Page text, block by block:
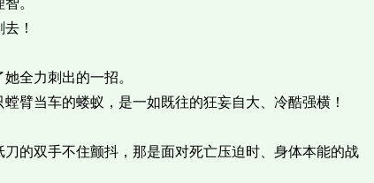
。
！
全力刺出的一招。
当车的蝼蚁，是一如既往的狂妄自大、冷酷强横！
双手不住颤抖，那是面对死亡压迫时、身体本能的战